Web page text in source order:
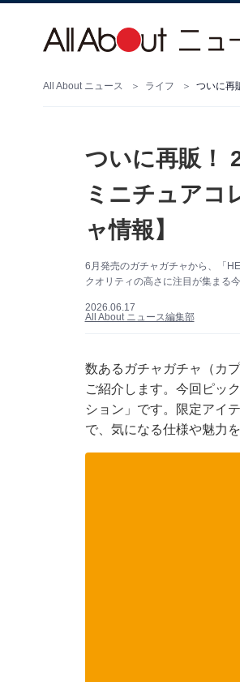
All About ニュース ライフ
ついに再販！
ミニチュアコ
ャ情報】
6月発売のガチャガチャから、「
クオリティの高さに注目が集まる
2026.06.17
All About ニュース編集部
数あるガチャガチャ（カ
ご紹介します。今回ピッ
ション」です。限定アイ
で、気になる仕様や魅力